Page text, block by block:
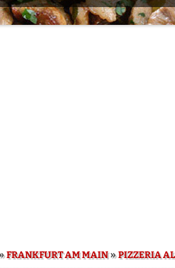
FRANKFURT AM MAIN»PIZZERIA